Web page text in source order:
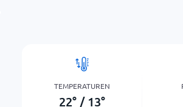
TEMPERATUREN
22° / 13°